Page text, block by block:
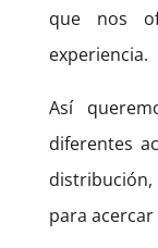
que nos
experiencia.
Así
diferentes
para acercar